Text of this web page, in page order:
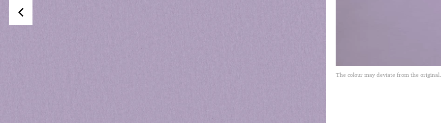
The colour may deviate from the original.